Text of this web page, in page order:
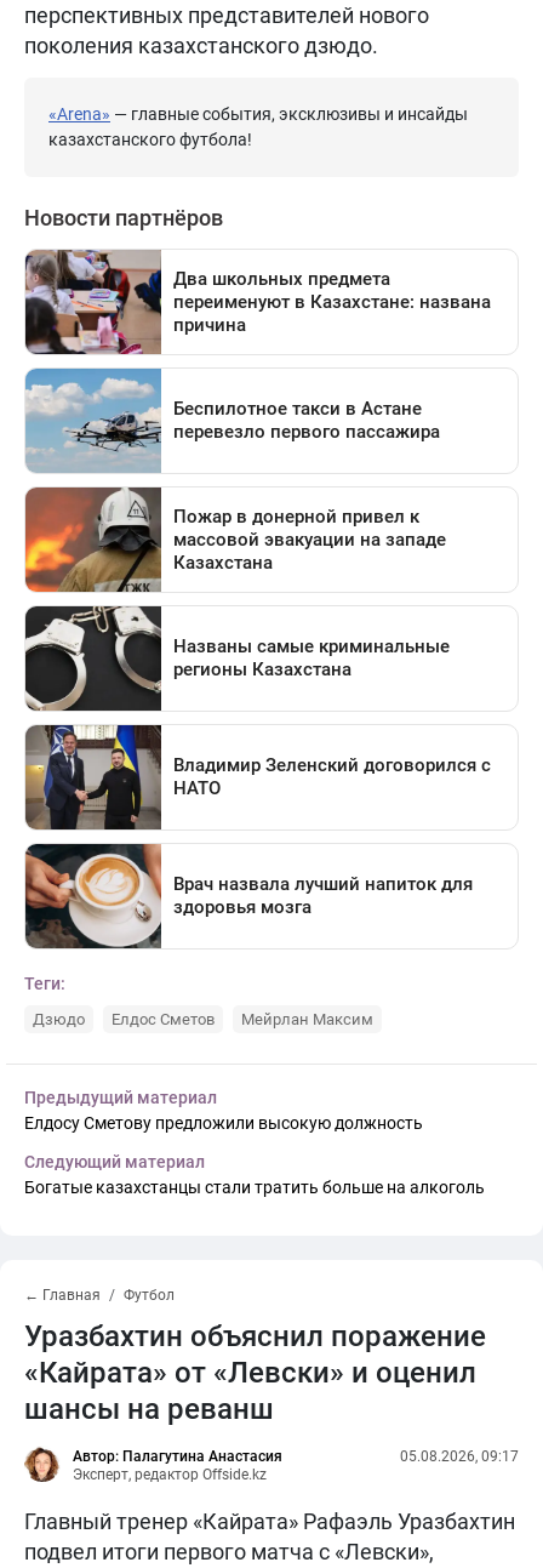
перспективных представителей нового
поколения казахстанского дзюдо.
«Arena» — главные события, эксклюзивы и инсайды
казахстанского футбола!
Теги:
Дзюдо Елдос Сметов Мейрлан Максим
Предыдущий материал
Елдосу Сметову предложили высокую должность
Следующий материал
Богатые казахстанцы стали тратить больше на алкоголь
← Главная Футбол
Уразбахтин объяснил поражение
«Кайрата» от «Левски» и оценил
шансы на реванш
Автор: Палагутина Анастасия
Эксперт, редактор Offside.kz
05.08.2026, 09:17
Главный тренер «Кайрата» Рафаэль Уразбахтин
подвел итоги первого матча с «Левски»,